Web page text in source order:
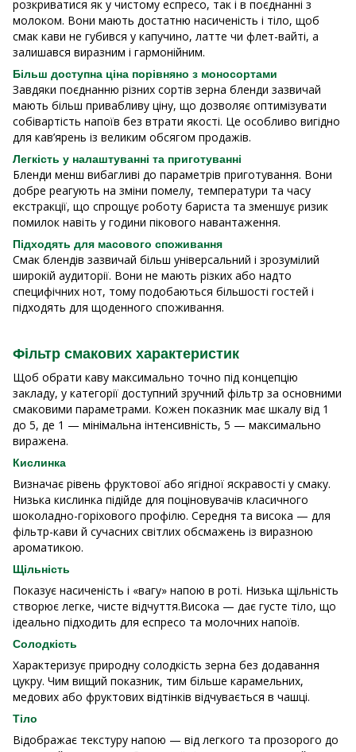
розкриватися як у чистому еспресо, так і в поєднанні з
молоком. Вони мають достатню насиченість і тіло, щоб
смак кави не губився у капучино, латте чи флет-вайті, а
залишався виразним і гармонійним.
Більш доступна ціна порівняно з моносортами
Завдяки поєднанню різних сортів зерна бленди зазвичай
мають більш привабливу ціну, що дозволяє оптимізувати
собівартість напоїв без втрати якості. Це особливо вигідно
для кав’ярень із великим обсягом продажів.
Легкість у налаштуванні та приготуванні
Бленди менш вибагливі до параметрів приготування. Вони
добре реагують на зміни помелу, температури та часу
екстракції, що спрощує роботу бариста та зменшує ризик
помилок навіть у години пікового навантаження.
Підходять для масового споживання
Смак блендів зазвичай більш універсальний і зрозумілий
широкій аудиторії. Вони не мають різких або надто
специфічних нот, тому подобаються більшості гостей і
підходять для щоденного споживання.
Фільтр смакових характеристик
Щоб обрати каву максимально точно під концепцію
закладу, у категорії доступний зручний фільтр за основними
смаковими параметрами. Кожен показник має шкалу від 1
до 5, де 1 — мінімальна інтенсивність, 5 — максимально
виражена.
Кислинка
Визначає рівень фруктової або ягідної яскравості у смаку.
Низька кислинка підійде для поціновувачів класичного
шоколадно-горіхового профілю. Середня та висока — для
фільтр-кави й сучасних світлих обсмажень із виразною
ароматикою.
Щільність
Показує насиченість і «вагу» напою в роті. Низька щільність
створює легке, чисте відчуття.Висока — дає густе тіло, що
ідеально підходить для еспресо та молочних напоїв.
Солодкість
Характеризує природну солодкість зерна без додавання
цукру. Чим вищий показник, тим більше карамельних,
медових або фруктових відтінків відчувається в чашці.
Тіло
Відображає текстуру напою — від легкого та прозорого до